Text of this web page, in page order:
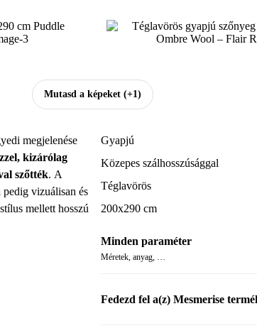
Mutasd a képeket(+1)
megjelenése
kizárólag
szőtték. A
vizuálisan és
mellett hosszú
Gyapjú
Közepes szálhosszúsággal
Téglavörös
200x290 cm
Minden paraméter
Méretek, anyag, …
Fedezd fel a(z) Mesmerise